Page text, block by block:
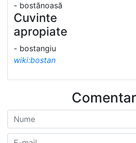
- bostănoasă
Cuvinte
apropiate
- bostangiu
wiki:bostan